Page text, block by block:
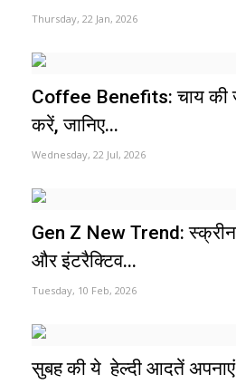
Thursday, 22 Jan, 2026
Coffee Benefits: चाय की
करें, जानिए...
Wednesday, 22 Jul, 2026
Gen Z New Trend:
और इंटरैक्टिव...
Tuesday, 10 Feb, 2026
सुबह की ये हेल्दी आदतें